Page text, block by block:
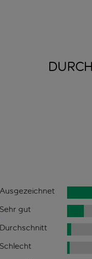
Ausgezeichnet
Sehr gut
Durchschnitt
Schlecht